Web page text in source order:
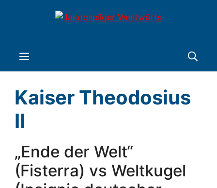
Menü
Kaiser Theodosius
II
„Ende der Welt“
(Fisterra) vs Weltkugel